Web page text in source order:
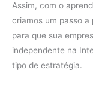
Assim, com o
criamos um passo a
para que sua
independente na
tipo de estratégia.